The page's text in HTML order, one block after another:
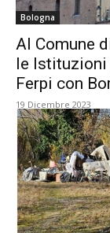
Bologna
Al Comune
le Istituzioni
Ferpi con
19 Dicembre 2023